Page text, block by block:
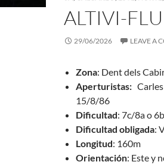
ALTIVI-
29/06/2026 LEAVE A
Zona: Dent dels
Aperturistas:
15/8/86
Dificultad: 7c/8a o
Dificultad obligada:
Longitud: 160m
Orientación: Este y